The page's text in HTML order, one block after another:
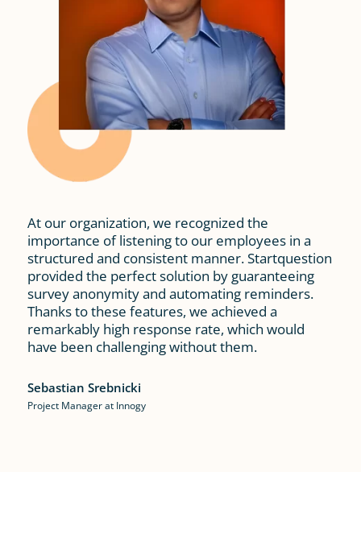
At our organization, we recognized the
importance of listening to our employees in a
structured and consistent manner. Startquestion
provided the perfect solution by guaranteeing
survey anonymity and automating reminders.
Thanks to these features, we achieved a
remarkably high response rate, which would
have been challenging without them.
Sebastian Srebnicki
Project Manager at Innogy